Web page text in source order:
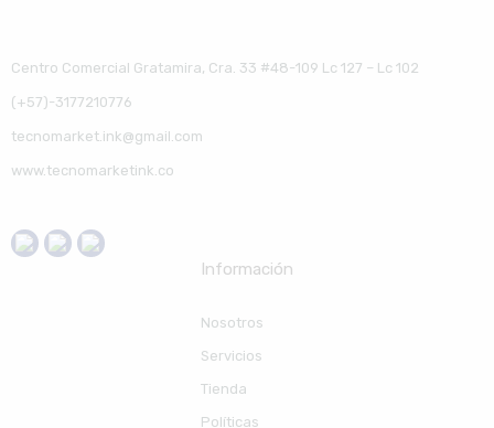
Centro Comercial Gratamira, Cra. 33 #48-109 Lc 127 – Lc 102
(+57)-3177210776
tecnomarket.ink@gmail.com
www.tecnomarketink.co
Información
Nosotros
Servicios
Tienda
Políticas